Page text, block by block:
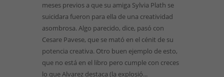
meses previos a que su amiga Sylvia Plath se
suicidara fueron para ella de una creatividad
asombrosa. Algo parecido, dice, pasó con
Cesare Pavese, que se mató en el cénit de su
potencia creativa. Otro buen ejemplo de esto,
que no está en el libro pero cumple con creces
lo que Alvarez destaca (la explosió...